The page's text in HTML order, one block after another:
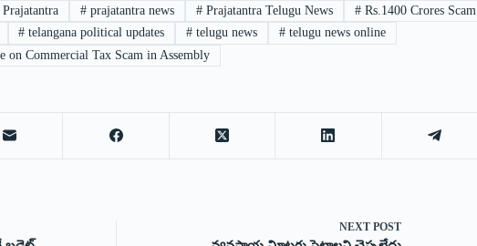
Prajatantra # prajatantra news # Prajatantra Telugu News #Rs.1400 Crores Scam
# telangana political updates # telugu news # telugu news online
on Commercial Tax Scam in Assembly
NEXTPOST